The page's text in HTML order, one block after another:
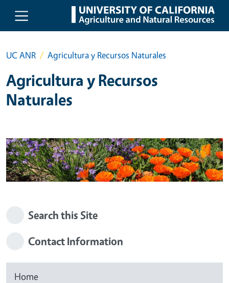
Skip to main content
UC ANR Agricultura y Recursos Naturales
Agricultura y Recursos
Naturales
Search this Site
Contact Information
Home